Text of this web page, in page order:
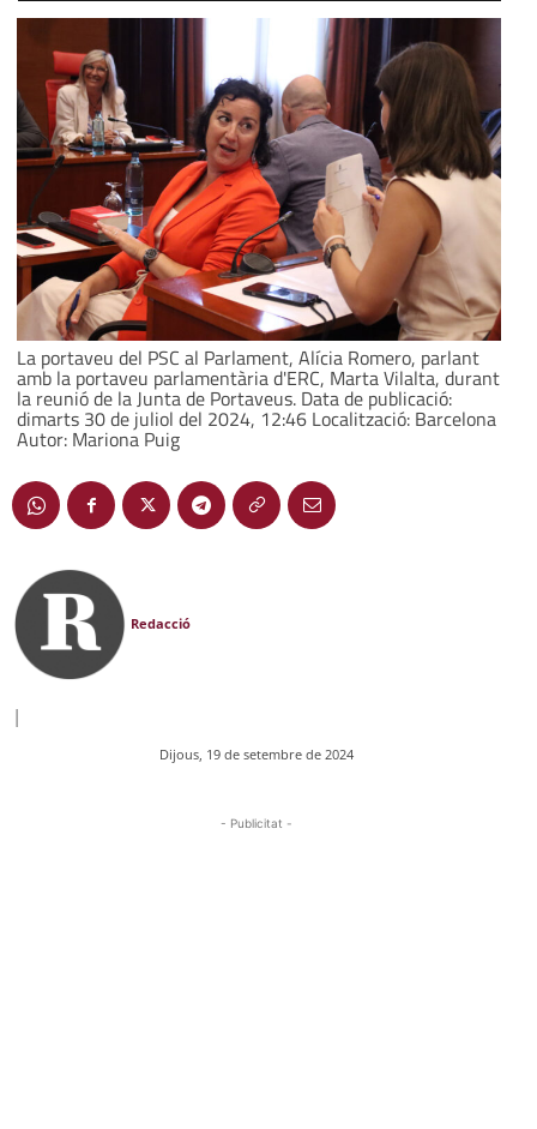
La portaveu del PSC al Parlament, Alícia Romero, parlant
amb la portaveu parlamentària d'ERC, Marta Vilalta, durant
la reunió de la Junta de Portaveus. Data de publicació:
dimarts 30 de juliol del 2024, 12:46 Localització: Barcelona
Autor: Mariona Puig
Redacció
|
Dijous, 19 de setembre de 2024
- Publicitat -